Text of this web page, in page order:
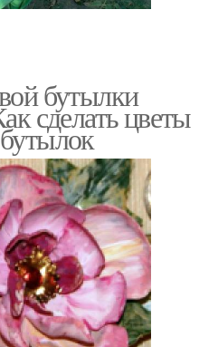
бутылки
сделать цветы